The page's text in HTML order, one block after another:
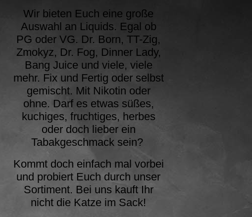
Wir bieten Euch eine große
Auswahl an Liquids. Egal ob
PG oder VG. Dr. Born, TT-Zig,
Zmokyz, Dr. Fog, Dinner Lady,
Bang Juice und viele, viele
mehr. Fix und Fertig oder selbst
gemischt. Mit Nikotin oder
ohne. Darf es etwas süßes,
kuchiges, fruchtiges, herbes
oder doch lieber ein
Tabakgeschmack sein?
Kommt doch einfach mal vorbei
und probiert Euch durch unser
Sortiment. Bei uns kauft Ihr
nicht die Katze im Sack!